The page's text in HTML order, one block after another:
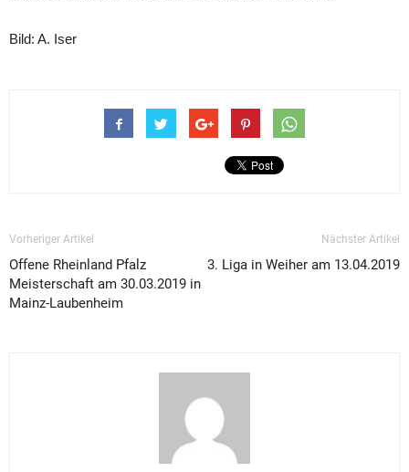
Bild: A. Iser
Vorheriger Artikel
Offene Rheinland Pfalz
Meisterschaft am 30.03.2019 in
Mainz-Laubenheim
Nächster Artikel
3. Liga in Weiher am 13.04.2019